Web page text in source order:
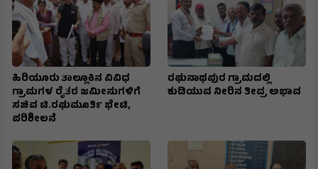
ಹಿರಿಯೂರು ತಾಲ್ಲೂಕಿನ ವಿವಿಧ
ಗ್ರಾಮಗಳ ರೈತರ ಜಮೀನುಗಳಿಗೆ
ಸಚಿವ ಟಿ.ರಘುಮೂರ್ತಿ ಭೇಟಿ,
ಪರಿಶೀಲನೆ
ರಘುನಾಥಪುರ ಗ್ರಾಮದಲ್ಲಿ
ಕುಡಿಯುವ ನೀರಿನ ತೀವ್ರ ಅಭಾವ